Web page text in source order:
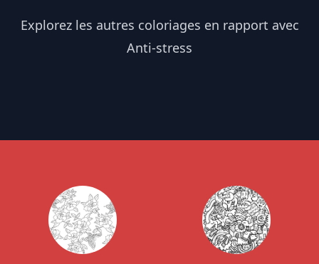
Explorez les autres coloriages en rapport avec
Anti-stress